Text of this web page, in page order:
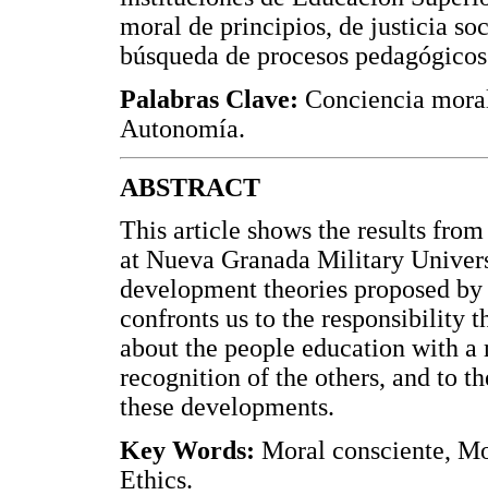
moral de principios, de justicia
búsqueda de procesos
Palabras Clave: Conciencia
Autonomía.
ABSTRACT
This article shows the results
at Nueva Granada Military
development theories proposed
confronts us to the responsibility
about the people education with
recognition of the others, and to
these developments.
Key Words: Moral consciente,
Ethics.